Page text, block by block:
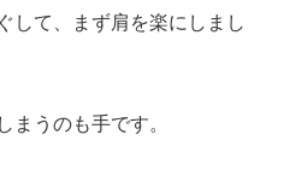
して、まず肩を楽にしまし
まうのも手です。